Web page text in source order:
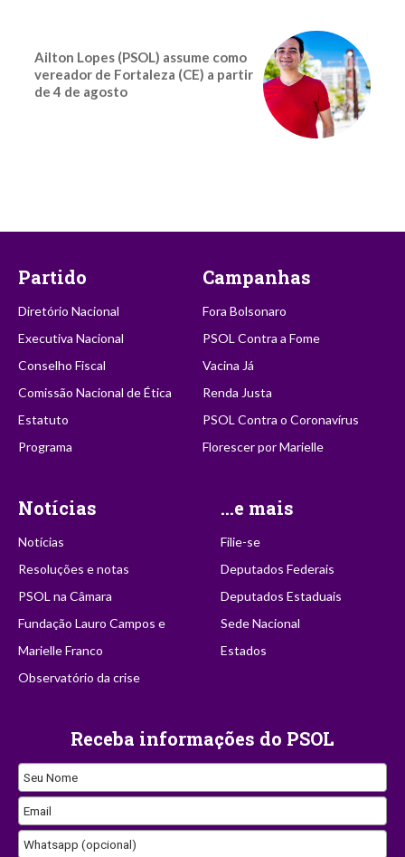
Ailton Lopes (PSOL) assume como
vereador de Fortaleza (CE) a partir
de 4 de agosto
Partido
Diretório Nacional
Executiva Nacional
Conselho Fiscal
Comissão Nacional de Ética
Estatuto
Programa
Campanhas
Fora Bolsonaro
PSOL Contra a Fome
Vacina Já
Renda Justa
PSOL Contra o Coronavírus
Florescer por Marielle
Notícias
Notícias
Resoluções e notas
PSOL na Câmara
Fundação Lauro Campos e
Marielle Franco
Observatório da crise
...e mais
Filie-se
Deputados Federais
Deputados Estaduais
Sede Nacional
Estados
Receba informações do PSOL
Seu Nome
Website
URL
Email
Whatsapp (opcional)